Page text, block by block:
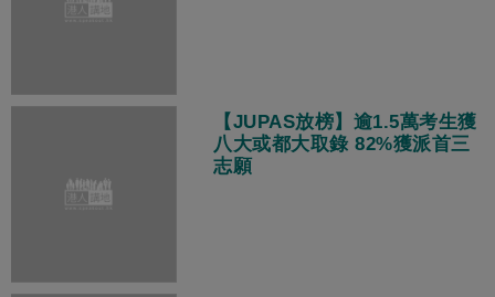
【JUPAS放榜】逾1.5萬考生獲
八大或都大取錄 82%獲派首三
志願